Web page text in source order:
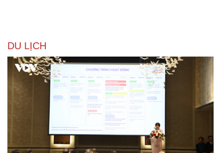
Tư vấn
Podcast
Câu chuyện thời sự
DU LỊCH